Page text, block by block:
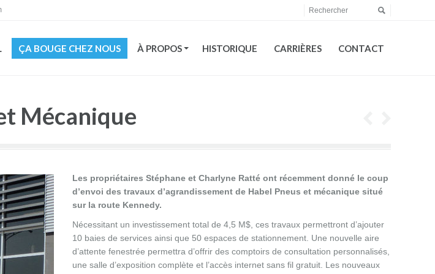
ÇA BOUGE CHEZ NOUS À PROPOS HISTORIQUE CARRIÈRES CONTACT
Mécanique
Les propriétaires Stéphane et Charlyne Ratté ont récemment donné le coup
d’envoi des travaux d’agrandissement de Habel Pneus et mécanique situé
sur la route Kennedy.
Nécessitant un investissement total de 4,5 M$, ces travaux permettront d’ajouter
10 baies de services ainsi que 50 espaces de stationnement. Une nouvelle aire
d’attente fenestrée permettra d’offrir des comptoirs de consultation personnalisés,
une salle d’exposition complète et l’accès internet sans fil gratuit. Les nouveaux